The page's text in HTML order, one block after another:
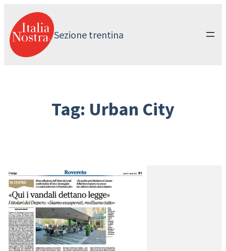
contenuto
Sezione trentina
Tag: Urban City